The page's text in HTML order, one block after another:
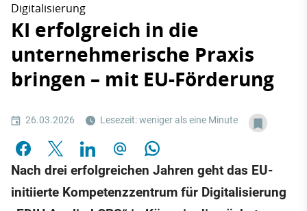
Digitalisierung
KI erfolgreich in die
unternehmerische Praxis
bringen – mit EU-Förderung
26.03.2026 Lesezeit: weniger als eine Minute
Nach drei erfolgreichen Jahren geht das EU-
initiierte Kompetenzzentrum für Digitalisierung